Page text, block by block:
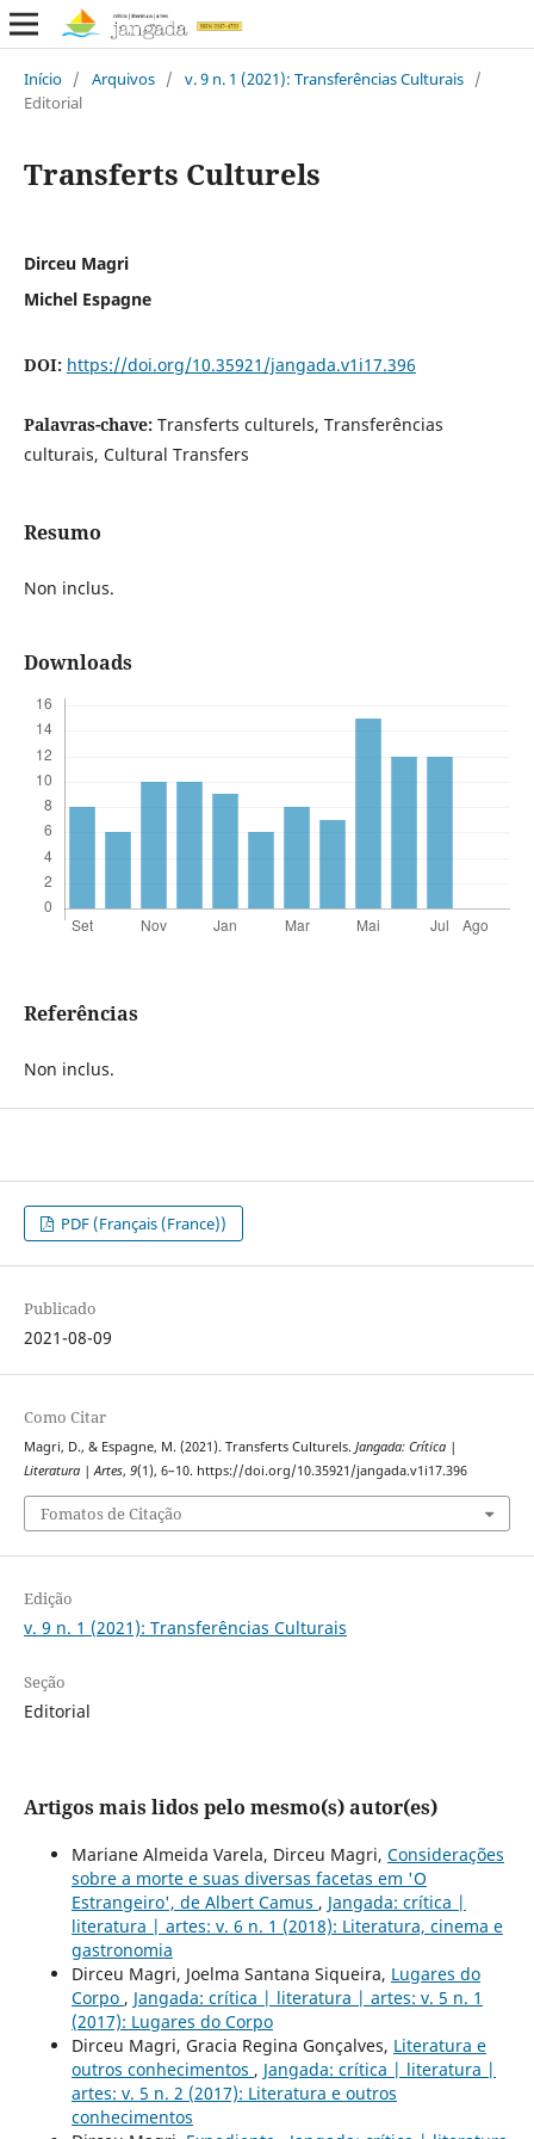
Início / Arquivos / v. 9 n. 1 (2021): Transferências Culturais /
Editorial
Transferts Culturels
Dirceu Magri
Michel Espagne
DOI: https://doi.org/10.35921/jangada.v1i17.396
Palavras-chave: Transferts culturels, Transferências
culturais, Cultural Transfers
Resumo
Non inclus.
Downloads
Referências
Non inclus.
PDF (Français (France))
Publicado
2021-08-09
Como Citar
Magri, D., & Espagne, M. (2021). Transferts Culturels. Jangada: Crítica |
Literatura | Artes, 9(1), 6–10. https://doi.org/10.35921/jangada.v1i17.396
Fomatos de Citação
Edição
v. 9 n. 1 (2021): Transferências Culturais
Seção
Editorial
Artigos mais lidos pelo mesmo(s) autor(es)
Mariane Almeida Varela, Dirceu Magri, Considerações
sobre a morte e suas diversas facetas em 'O
Estrangeiro', de Albert Camus , Jangada: crítica |
literatura | artes: v. 6 n. 1 (2018): Literatura, cinema e
gastronomia
Dirceu Magri, Joelma Santana Siqueira, Lugares do
Corpo , Jangada: crítica | literatura | artes: v. 5 n. 1
(2017): Lugares do Corpo
Dirceu Magri, Gracia Regina Gonçalves, Literatura e
outros conhecimentos , Jangada: crítica | literatura |
artes: v. 5 n. 2 (2017): Literatura e outros
conhecimentos